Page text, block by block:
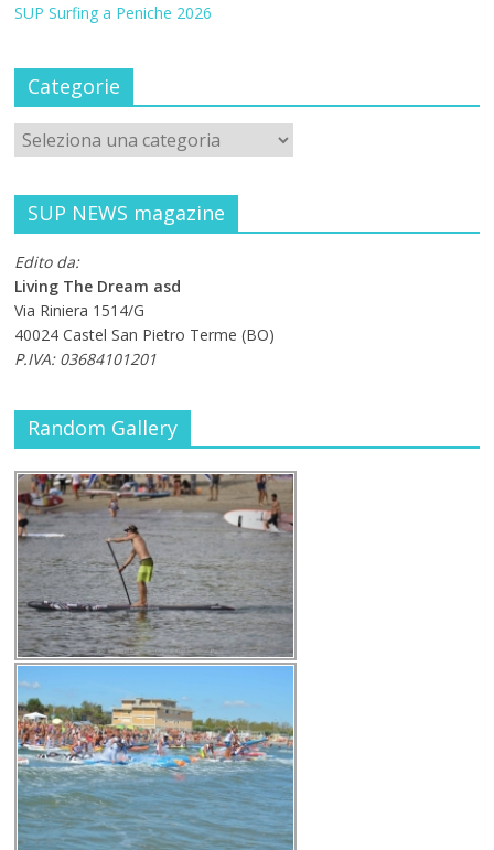
SUP Surfing a Peniche 2026
Categorie
SUP NEWS magazine
Edito da:
Living The Dream asd
Via Riniera 1514/G
40024 Castel San Pietro Terme (BO)
P.IVA: 03684101201
Random Gallery